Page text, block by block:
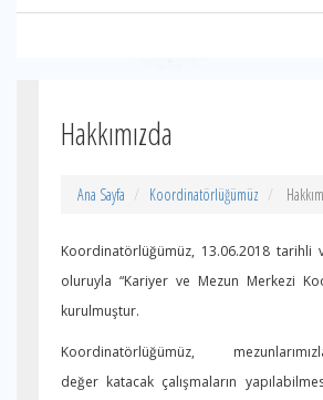
Hakkımızda
Ana Sayfa Koordinatörlüğümüz
Koordinatörlüğümüz, 13.06.2018 tarihli
oluruyla “Kariyer ve Mezun Merkezi
kurulmuştur.
Koordinatörlüğümüz,
değer katacak çalışmaların